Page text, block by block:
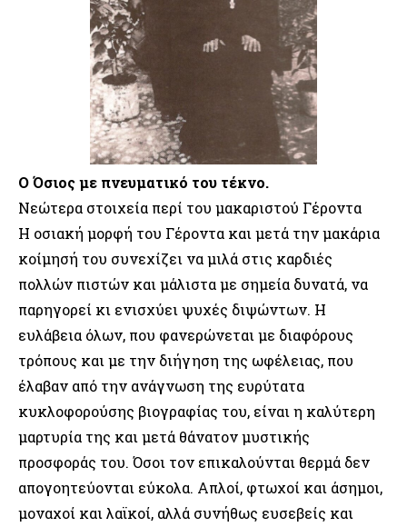
Ο Όσιος με πνευματικό του τέκνο.
Νεώτερα στοιχεία περί του μακαριστού Γέροντα
Η οσιακή μορφή του Γέροντα και μετά την μακάρια
κοίμησή του συνεχίζει να μιλά στις καρδιές
πολλών πιστών και μάλιστα με σημεία δυνατά, να
παρηγορεί κι ενισχύει ψυχές διψώντων. Η
ευλάβεια όλων, που φανερώνεται με διαφόρους
τρόπους και με την διήγηση της ωφέλειας, που
έλαβαν από την ανάγνωση της ευρύτατα
κυκλοφορούσης βιογραφίας του, είναι η καλύτερη
μαρτυρία της και μετά θάνατον μυστικής
προσφοράς του. Όσοι τον επικαλούνται θερμά δεν
απογοητεύονται εύκολα. Απλοί, φτωχοί και άσημοι,
μοναχοί και λαϊκοί, αλλά συνήθως ευσεβείς και